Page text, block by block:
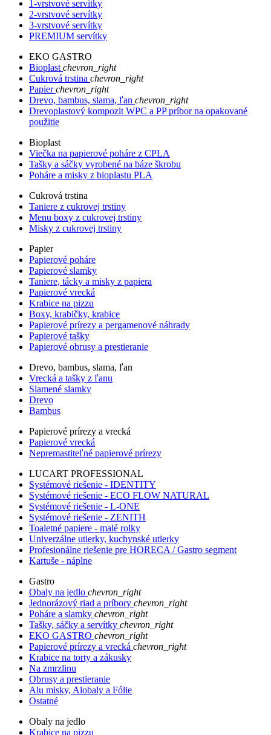
1-vrstvové servítky
2-vrstvové servítky
3-vrstvové servítky
PREMIUM servítky
EKO GASTRO
Bioplast chevron_right
Cukrová trstina chevron_right
Papierchevron_right
Drevo, bambus, slama, ľan chevron_right
Drevoplastový kompozit WPC a PP príbor na opakované
použitie
Bioplast
Viečka na papierové poháre z CPLA
Tašky a sáčky vyrobené na báze škrobu
Poháre a misky z bioplastu PLA
Cukrová trstina
Taniere z cukrovej trstiny
Menu boxy z cukrovej trstiny
Misky z cukrovej trstiny
Papier
Papierové poháre
Papierové slamky
Taniere, tácky a misky z papiera
Papierové vrecká
Krabice na pizzu
Boxy, krabičky, krabice
Papierové prírezy a pergamenové náhrady
Papierové tašky
Papierové obrusy a prestieranie
Drevo, bambus, slama, ľan
Vrecká a tašky z ľanu
Slamené slamky
Drevo
Bambus
Papierové prírezy a vrecká
Papierové vrecká
Nepremastiteľné papierové prírezy
LUCART PROFESSIONAL
Systémové riešenie - IDENTITY
Systémové riešenie - ECO FLOW NATURAL
Systémové riešenie - L-ONE
Systémové riešenie - ZENITH
Toaletné papiere - malé rolky
Univerzálne utierky, kuchynské utierky
Profesionálne riešenie pre HORECA / Gastro segment
Kartuše - náplne
Gastro
Obaly na jedlo chevron_right
Jednorázový riad a príbory chevron_right
Poháre a slamky chevron_right
Tašky, sáčky a servítky chevron_right
EKO GASTRO chevron_right
Papierové prírezy a vrecká chevron_right
Krabice na torty a zákusky
Na zmrzlinu
Obrusy a prestieranie
Alu misky, Alobaly a Fólie
Ostatné
Obaly na jedlo
Krabice na pizzu